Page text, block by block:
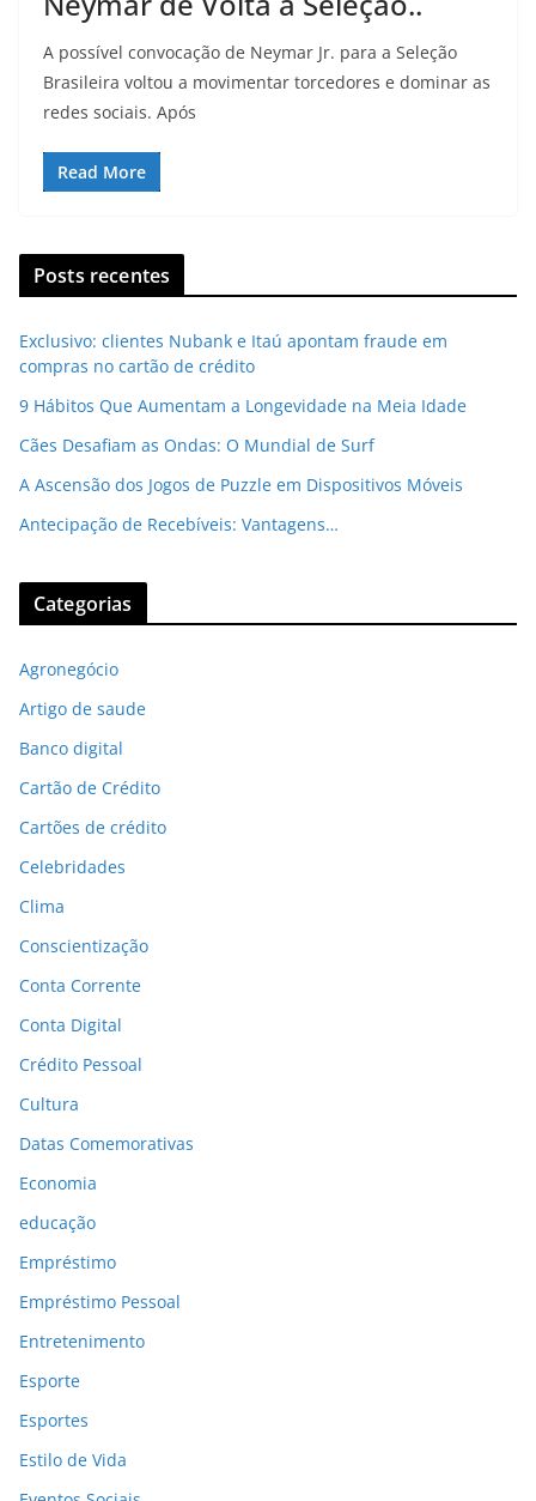
A possível convocação de Neymar Jr. para a Seleção
Brasileira voltou a movimentar torcedores e dominar as
redes sociais. Após
Read More
Posts recentes
Exclusivo: clientes Nubank e Itaú apontam fraude em
compras no cartão de crédito
9 Hábitos Que Aumentam a Longevidade na Meia Idade
Cães Desafiam as Ondas: O Mundial de Surf
A Ascensão dos Jogos de Puzzle em Dispositivos Móveis
Antecipação de Recebíveis: Vantagens…
Categorias
Agronegócio
Artigo de saude
Banco digital
Cartão de Crédito
Cartões de crédito
Celebridades
Clima
Conscientização
Conta Corrente
Conta Digital
Crédito Pessoal
Cultura
Datas Comemorativas
Economia
educação
Empréstimo
Empréstimo Pessoal
Entretenimento
Esporte
Esportes
Estilo de Vida